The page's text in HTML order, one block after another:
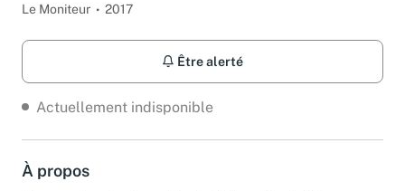
Le Moniteur 2017
Être alerté
Actuellement indisponible
À propos